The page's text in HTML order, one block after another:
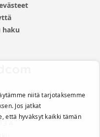
haku
niitä tarjotaksemme
Jos jatkat
että hyväksyt kaikki tämän